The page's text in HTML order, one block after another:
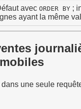
avec ORDER BY ;
ayant la même
une seule